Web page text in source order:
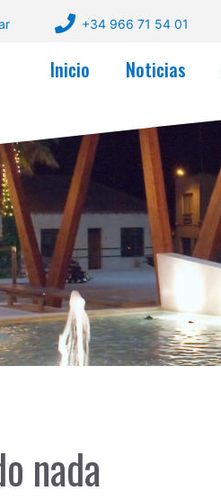
+34 966 71 54 01
Inicio Noticias
nada